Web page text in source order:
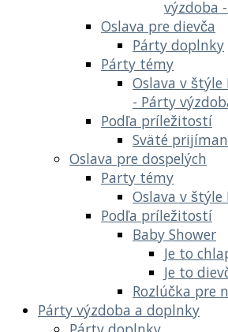
výzdoba
Oslava pre dievča
Párty doplnky
Párty témy
Oslava v
- Párty
Podľa príležitostí
Sväté
Oslava pre dospelých
Party témy
Oslava v štýle
Podľa príležitostí
Baby Shower
Je to
Je to
Rozlúčka pre
Párty výzdoba a doplnky